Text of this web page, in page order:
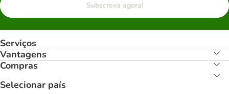
Subscreva agora!
Serviços
Vantagens
Compras
Selecionar país